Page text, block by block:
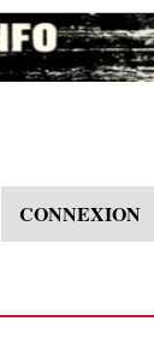
CONNEXION